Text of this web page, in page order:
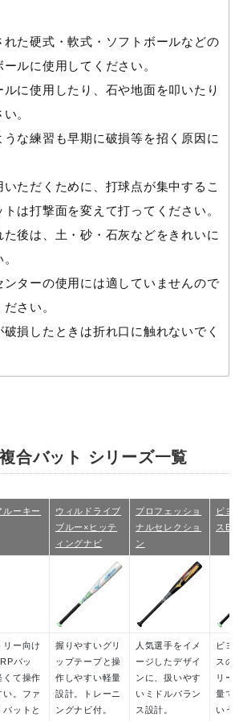
ングヒッター向き)
れた硬式・軟式・ソフトボールなどの
ルに使用してください。
ルに使用したり、石や地面を叩いたり
。
うな練習も早期に破損等を招く原因に
いただくために、打球点が集中するこ
は打撃面を変えて打ってください。
た後は、土・砂・石灰などをきれいに
ンターの使用には適していませんので
さい。
損したときは折れ口に触れないでく
合バット シリーズ一覧
ルーキー
ウィルドライブ
ブルー×ヒッテ
ィングナビ
プロフェッショ
ナルセレクショ
ン
ビヨ
ス
リー向け
バッ
くて操作
い。ファ
バットと
握りやすいグリ
ップテープと操
作しやすい軽量
設計。トレーニ
ングナビ付。
人気選手をイメ
ージしたデザイ
ンに、扱いやす
いミドルバラン
ス設計。
ビヨ
スの
リー
量で
いう